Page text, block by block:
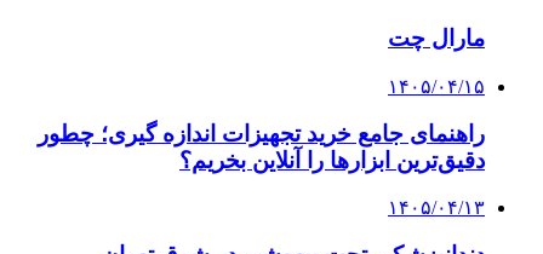
مارال چت
۱۴۰۵/۰۴/۱۵
راهنمای جامع خرید تجهیزات اندازه گیری؛ چطور
دقیق‌ترین ابزارها را آنلاین بخریم؟
۱۴۰۵/۰۴/۱۳